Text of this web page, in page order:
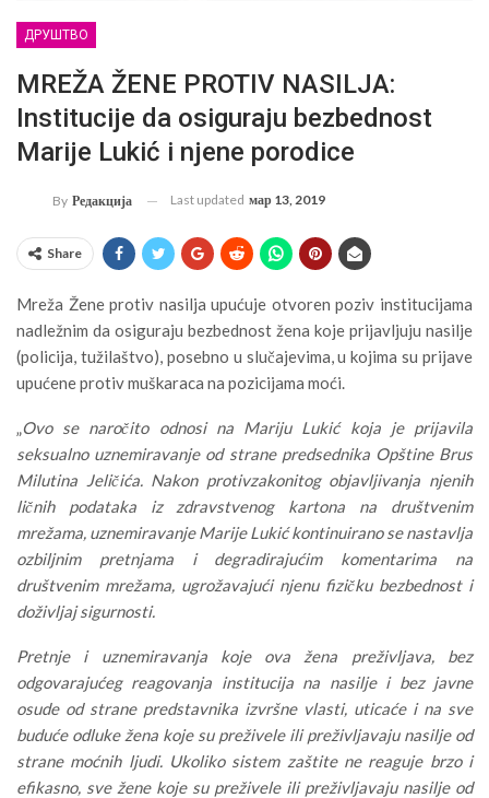
ДРУШТВО
MREŽA ŽENE PROTIV NASILJA:
Institucije da osiguraju bezbednost
Marije Lukić i njene porodice
By Редакција Last updated мар 13, 2019
Share
Mreža Žene protiv nasilja upućuje otvoren poziv institucijama
nadležnim da osiguraju bezbednost žena koje prijavljuju nasilje
(policija, tužilaštvo), posebno u slučajevima, u kojima su prijave
upućene protiv muškaraca na pozicijama moći.
„Ovo se naročito odnosi na Mariju Lukić koja je prijavila
seksualno uznemiravanje od strane predsednika Opštine Brus
Milutina Jeličića. Nakon protivzakonitog objavljivanja njenih
ličnih podataka iz zdravstvenog kartona na društvenim
mrežama, uznemiravanje Marije Lukić kontinuirano se nastavlja
ozbiljnim pretnjama i degradirajućim komentarima na
društvenim mrežama, ugrožavajući njenu fizičku bezbednost i
doživljaj sigurnosti.
Pretnje i uznemiravanja koje ova žena preživljava, bez
odgovarajućeg reagovanja institucija na nasilje i bez javne
osude od strane predstavnika izvršne vlasti, uticaće i na sve
buduće odluke žena koje su preživele ili preživljavaju nasilje od
strane moćnih ljudi. Ukoliko sistem zaštite ne reaguje brzo i
efikasno, sve žene koje su preživele ili preživljavaju nasilje od